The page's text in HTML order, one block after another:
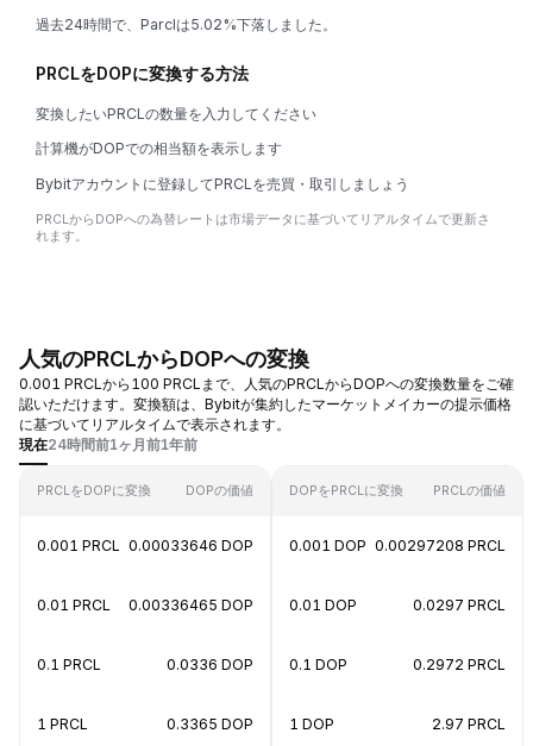
過去24時間で、Parclは5.02%下落しました。
PRCLをDOPに変換する方法
変換したいPRCLの数量を入力してください
計算機がDOPでの相当額を表示します
Bybitアカウントに登録してPRCLを売買・取引しましょう
PRCLからDOPへの為替レートは市場データに基づいてリアルタイムで更新さ
れます。
人気のPRCLからDOPへの変換
0.001 PRCLから100 PRCLまで、人気のPRCLからDOPへの変換数量をご確
認いただけます。変換額は、Bybitが集約したマーケットメイカーの提示価格
に基づいてリアルタイムで表示されます。
現在24時間前1ヶ月前1年前
PRCLをDOPに変換 DOPの価値
0.001 PRCL 0.00033646 DOP
0.01 PRCL 0.00336465 DOP
0.1 PRCL 0.0336 DOP
1 PRCL 0.3365 DOP
DOPをPRCLに変換 PRCLの価値
0.001 DOP 0.00297208 PRCL
0.01 DOP 0.0297 PRCL
0.1 DOP 0.2972 PRCL
1 DOP 2.97 PRCL